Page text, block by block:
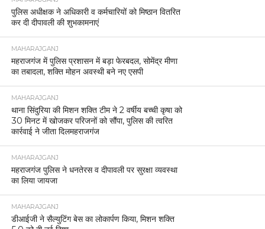
पुलिस अधीक्षक ने अधिकारी व कर्मचारियों को मिष्ठान वितरित
कर दी दीपावली की शुभकामनाएं
MAHARAJGANJ
महराजगंज में पुलिस प्रशासन में बड़ा फेरबदल, सोमेंद्र मीणा
का तबादला, शक्ति मोहन अवस्थी बने नए एसपी
MAHARAJGANJ
थाना सिंदुरिया की मिशन शक्ति टीम ने 2 वर्षीय बच्ची कृषा को
30 मिनट में खोजकर परिजनों को सौंपा, पुलिस की त्वरित
कार्रवाई ने जीता दिलमहराजगंज
MAHARAJGANJ
महराजगंज पुलिस ने धनतेरस व दीपावली पर सुरक्षा व्यवस्था
का लिया जायजा
MAHARAJGANJ
डीआईजी ने सैल्युटिंग बेस का लोकार्पण किया, मिशन शक्ति